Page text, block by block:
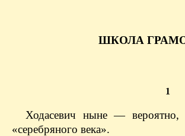
ШКОЛА
1
Ходасевич ныне —
«серебряного века».